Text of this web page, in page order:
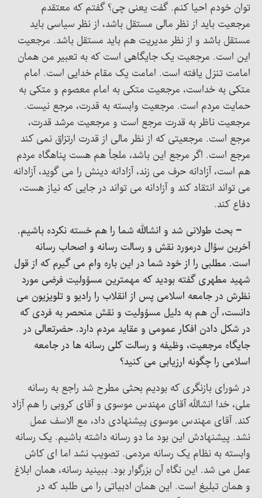
توان خودم احیا کنم. گفت یعنی چی؟ گفتم که معتقدم
مرجعیت باید از نظر مالی مستقل باشد، از نظر سیاسی باید
مستقل باشد و از نظر مدیریت هم باید مستقل باشد. مرجعیت
این است. مرجعیت یک جایگاهی است که به تعبیر من همان
امامت تنزل یافته است. امامت یک مقام خدایی است. امام
متکی به خداست، مرجعیت متکی به امام معصوم و متکی به
حمایت مردم است. مرجعیت وابسته به قدرت، مرجع نیست.
مرجعیت ناظر به قدرت مرجع است و مرجعیت مرشد قدرت،
مرجع است. مرجعیتی که از نظر مالی از قدرت ارتزاق نمی کند
مرجع است. اگر مرجع این باشد، ملجأ هم هست پناهگاه مردم
هم است، آزادانه حرف می زند، آزادانه دینش را می گوید، آزادانه
می تواند انتقاد کند و آزادانه می تواند در جایی که نیاز هست،
دفاع کند.
– بحث طولانی شد و انشالله شما را هم خسته نکرده باشیم.
آخرین سؤال درمورد نقش و رسالت رسانه و اصحاب رسانه
است. مطلبی را از خود شما در این باره وام می گیرم که از قول
شهید مطهری گفته بودید که مهمترین مسؤولیت فرضی مورد
نظرش در جامعه اسلامی پس از انقلاب را رادیو و تلویزیون می
دانست، آن هم به دلیل مسؤولیت و نقش منحصر به فردی که
در شکل دادن افکار عمومی و عقاید مردم دارد. حضرتعالی در
جایگاه مرجعیت، وظیفه و رسالت کلی رسانه ها در جامعه
اسلامی را چگونه ارزیابی می کنید؟
در شورای بازنگری که بودیم بحثی مطرح شد راجع به رسانه
ملی، خدا انشالله آقای مهندس موسوی و آقای کروبی را هم آزاد
کند. آقای مهندس موسوی پیشنهادی داد، مع الاسف عمل
نشد. پیشنهادش این بود ما دو رسانه داشته باشیم. یک رسانه
وابسته به نظام یک رسانه مردمی. تصویب نشد اما ای کاش
عمل می شد. این نگاه آن بزرگوار بود. ببینید رسانه، همان ابلاغ
و همان تبلیغ است. این همان ادبیاتی را می طلبد که در